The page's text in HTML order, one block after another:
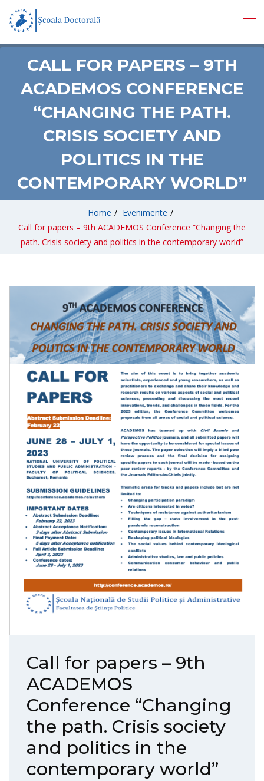
CALL FOR PAPERS – 9TH
ACADEMOS CONFERENCE
“CHANGING THE PATH.
CRISIS SOCIETY AND
POLITICS IN THE
CONTEMPORARY WORLD”
Home / Evenimente /
Call for papers – 9th ACADEMOS Conference “Changing the
path. Crisis society and politics in the contemporary world”
Call for papers – 9th
ACADEMOS
Conference “Changing
the path. Crisis society
and politics in the
contemporary world”